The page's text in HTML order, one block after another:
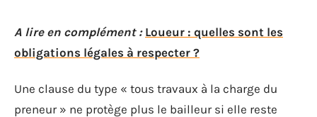
A lire en complément : Loueur : quelles sont les
obligations légales à respecter ?
Une clause du type « tous travaux à la charge du
preneur » ne protège plus le bailleur si elle reste